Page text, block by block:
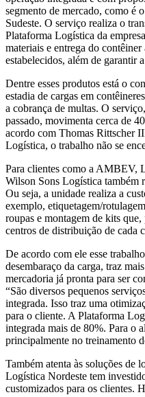
segmento de mercado, como é
Sudeste. O serviço realiza o
Plataforma Logística da
materiais e entrega do
estabelecidos, além de garantir
Dentre esses produtos está o
estadia de cargas em
a cobrança de multas. O
passado, movimenta cerca de
acordo com Thomas Rittscher
Logística, o trabalho não se
Para clientes como a AMBEV,
Wilson Sons Logística também
Ou seja, a unidade realiza a
exemplo, etiquetagem/
roupas e montagem de kits
centros de distribuição de cada
De acordo com ele esse
desembaraço da carga, traz
mercadoria já pronta para ser
“São diversos pequenos
integrada. Isso traz uma
para o cliente. A Plataforma
integrada mais de 80%. Para o
principalmente no treinamento
Também atenta às soluções de
Logística Nordeste tem
customizados para os clientes.